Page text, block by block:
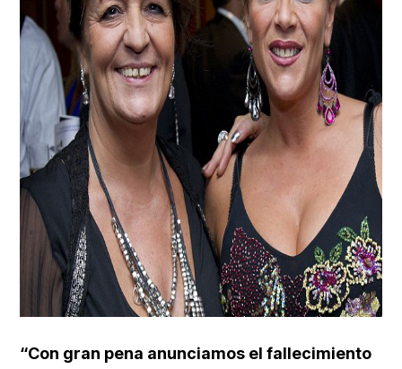
“Con gran pena anunciamos el fallecimiento